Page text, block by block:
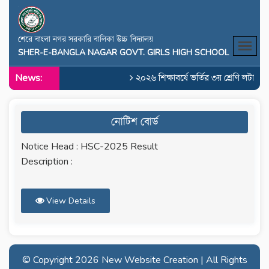
শেরে বাংলা নগর সরকারি বালিকা উচ্চ বিদ্যালয়
SHER-E-BANGLA NAGAR GOVT. GIRLS HIGH SCHOOL
News: ২০২৬ শিক্ষাবর্ষে ভর্তির ৩য় শ্রেণি লটারির
নোটিশ বোর্ড
Notice Head : HSC-2025 Result
Description :
View Details
© Copyright 2026 New Website Creation | All Rights